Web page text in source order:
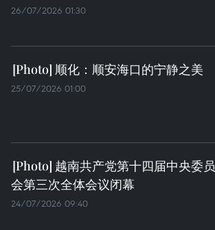
26/07/2026 01:30
顺化：顺安海口的宁静之美
25/07/2026 01:00
越南共产党第十四届中央委员
会第三次全体会议闭幕
24/07/2026 09:40